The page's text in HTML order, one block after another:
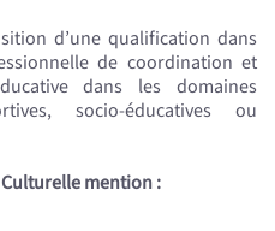
d’une qualification dans
de coordination et
dans les domaines
socio-éducatives ou
mention :